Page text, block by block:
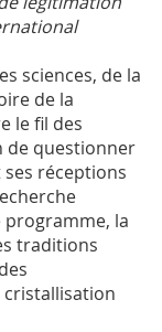
sciences, de la
de la
le fil des
de questionner
réceptions
la
traditions